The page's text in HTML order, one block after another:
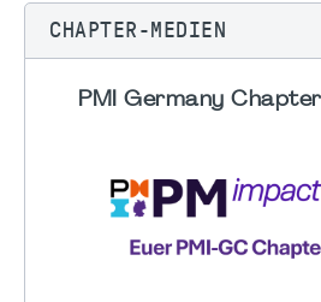
CHAPTER-MEDIEN
PMI Germany